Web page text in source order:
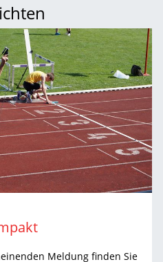
Meldung finden Sie